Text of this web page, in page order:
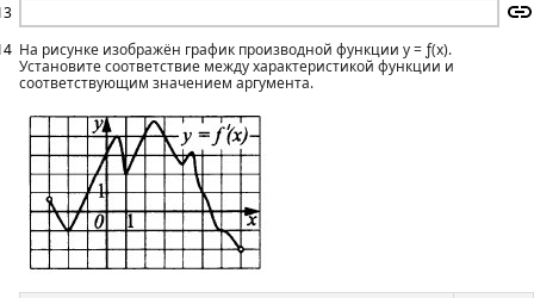
На рисунке изображён график производной функции у = ƒ(х).
Установите соответствие между характеристикой функции и
соответству­ющим значением аргумента.